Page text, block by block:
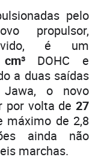
pelo
propulsor,
é um
DOHC e
a duas saídas
o novo
por volta de 27
máximo de 2,8
ainda não
marchas.